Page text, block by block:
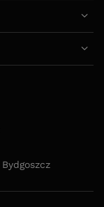
Bydgoszcz